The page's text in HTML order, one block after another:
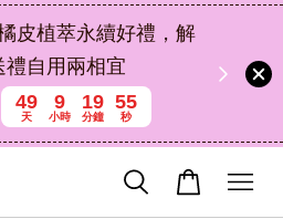
皮植萃永續好禮，解
禮自用兩相宜
49
天
9
小時
19
分鐘
55
秒